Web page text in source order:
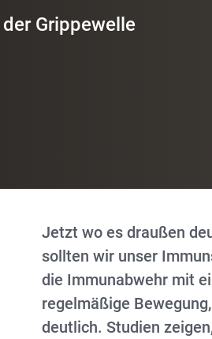
Grippewelle
Jetzt wo es draußen
sollten wir unser
die Immunabwehr mit
regelmäßige
deutlich. Studien